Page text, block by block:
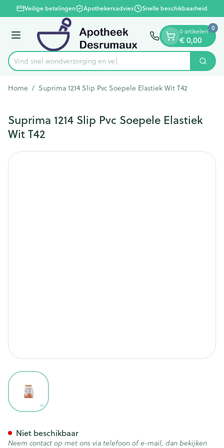
Ga naar de inhoud
1 van 1Veilige betalingen Apothekersadvies Snelle beschikbaarheid
Menu
Product, merk, categorie...
Vind snel wondverzorging Zoek
0 artikelen
€ 0,00
0
Home / Suprima 1214 Slip Pvc Soepele Elastiek Wit T42
Suprima 1214 Slip Pvc Soepele Elastiek
Wit T42
View larger image
Niet beschikbaar
Neem contact op met ons via telefoon of e-mail, dan bekijken